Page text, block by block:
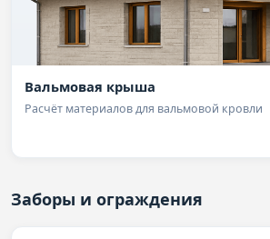
Вальмовая крыша
Расчёт материалов для вальмовой кровли
Заборы и ограждения